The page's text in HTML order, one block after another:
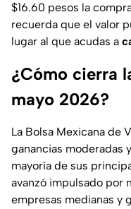
$16.60 pesos la
recuerda que el valor
lugar al que acudas a
¿Cómo cierra
mayo 2026?
La Bolsa Mexicana de
ganancias moderadas
mayoría de sus
avanzó impulsado por
empresas medianas y